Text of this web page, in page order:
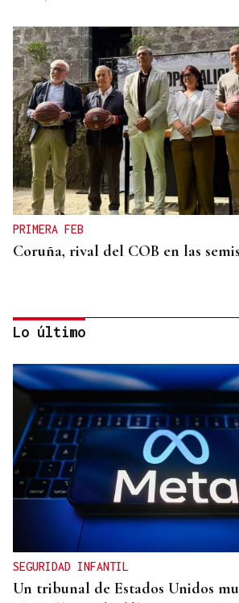
PRIMERA FEB
Coruña, rival del COB en las
25 DE SEPTIEMBRE
El COB abrirá y cerrará la liga en
Tizona y el Granada
Lo último
SEGURIDAD INFANTIL
Un tribunal de Estados Unidos